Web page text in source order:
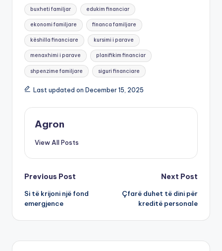
Tags:
buxheti familjar edukim financiar
ekonomi familjare financa familjare
këshilla financiare kursimi i parave
menaxhimi i parave planifikim financiar
shpenzime familjare siguri financiare
Last updated on December 15, 2025
Agron
View All Posts
Post
navigation
Previous Post
Si të krijoni një fond
emergjence
Next Post
Çfarë duhet të dini për
kreditë personale